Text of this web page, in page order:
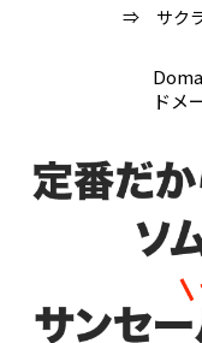
⇒ サクラ
ドメ